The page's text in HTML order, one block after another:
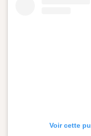
Voir cette